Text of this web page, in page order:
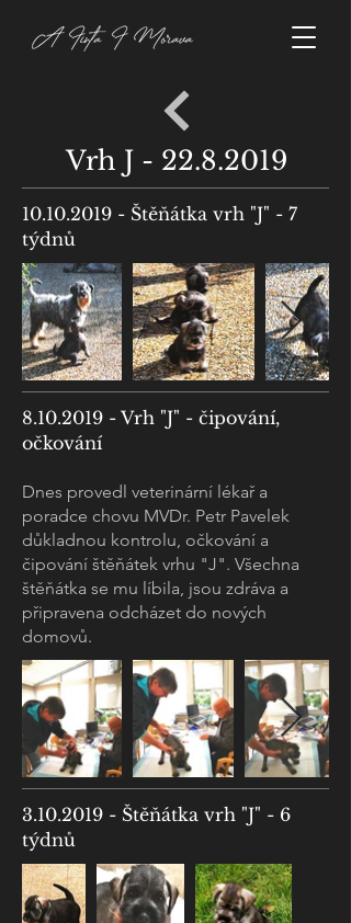
Vrh J - 22.8.2019
10.10.2019 - Štěňátka vrh "J" - 7
týdnů
8.10.2019 - Vrh "J" - čipování,
očkování
Dnes provedl veterinární lékař a
poradce chovu MVDr. Petr Pavelek
důkladnou kontrolu, očkování a
čipování štěňátek vrhu "J". Všechna
štěňátka se mu líbila, jsou zdráva a
připravena odcházet do nových
domovů.
3.10.2019 - Štěňátka vrh "J" - 6
týdnů